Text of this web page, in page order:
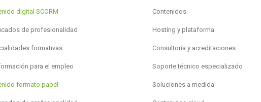
digital SCORM
de profesionalidad
formativas
para el empleo
formato papel
Contenidos
Hosting y plataforma
Consultoría y acreditaciones
Soporte técnico especializado
Soluciones a medida